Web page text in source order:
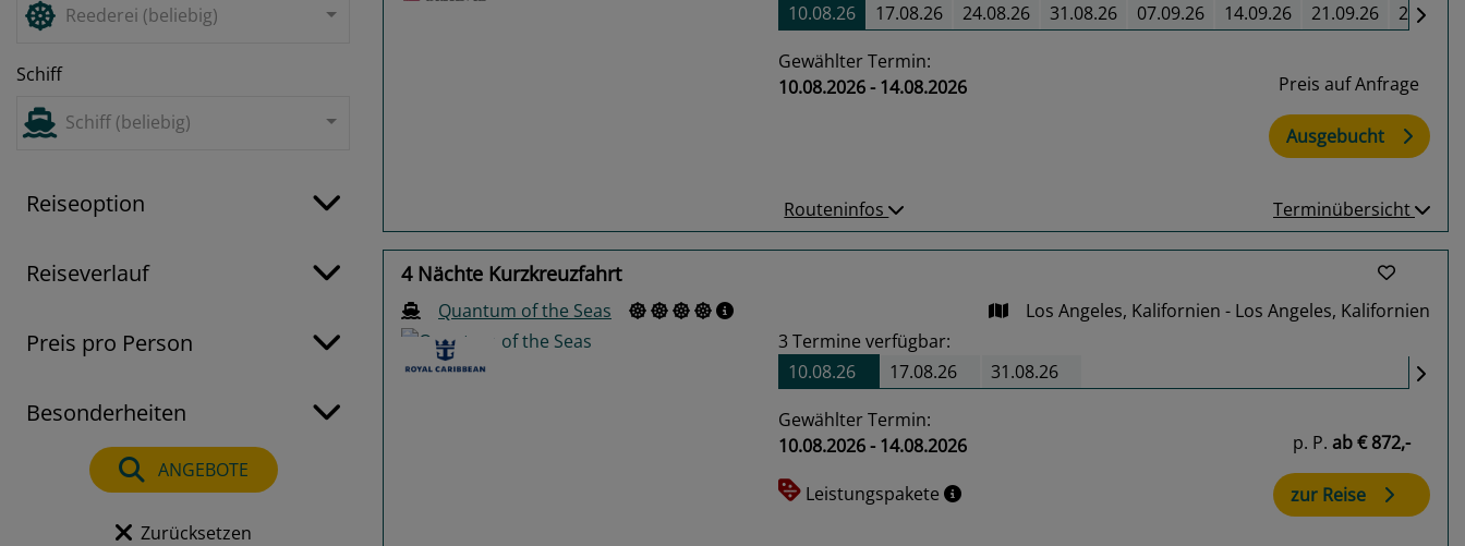
Reederei (beliebig)
Schiff
Schiff (beliebig)
Reiseoption
Reiseverlauf
Preis pro Person
Besonderheiten
ANGEBOTE
Zurücksetzen
10.08.26
17.08.26 24.08.26 31.08.26 07.09.26 14.09.26 21.09.26
Gewählter Termin:
10.08.2026 - 14.08.2026
Preis auf Anfrage
Ausgebucht
Routeninfos Terminübersicht
4 Nächte Kurzkreuzfahrt
Quantum of the Seas Los Angeles, Kalifornien - Los Angeles, Kalifornien
3Termine verfügbar:
10.08.26
17.08.26 31.08.26
Gewählter Termin:
10.08.2026 - 14.08.2026
Leistungspakete
p. P. ab€ 872,-
zur Reise